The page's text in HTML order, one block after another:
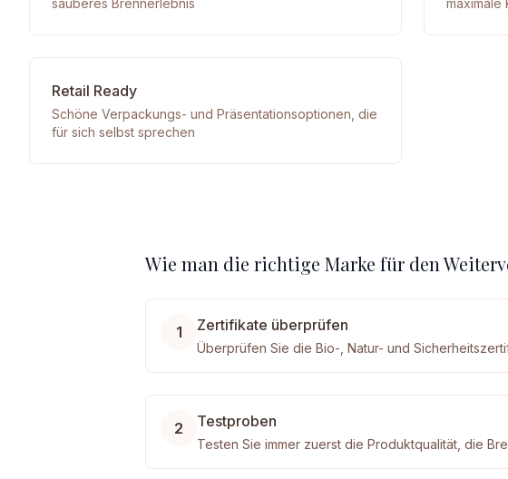
sauberes Brennerlebnis
maximale
Retail Ready
Schöne Verpackungs- und Präsentationsoptionen, die
für sich selbst sprechen
Wie man die richtige Marke für den
1 Zertifikate überprüfen
Überprüfen Sie die Bio-, Natur- und
2 Testproben
Testen Sie immer zuerst die Produktqualität, die